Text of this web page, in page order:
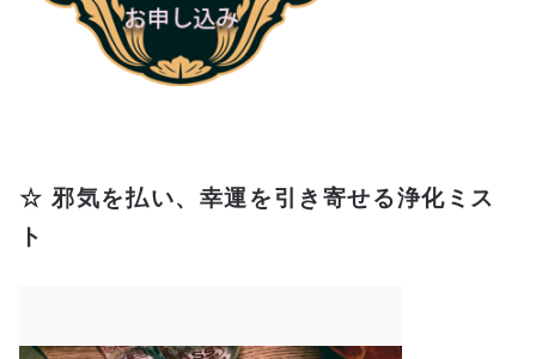
☆ 邪気を払い、幸運を引き寄せる浄化ミス
ト